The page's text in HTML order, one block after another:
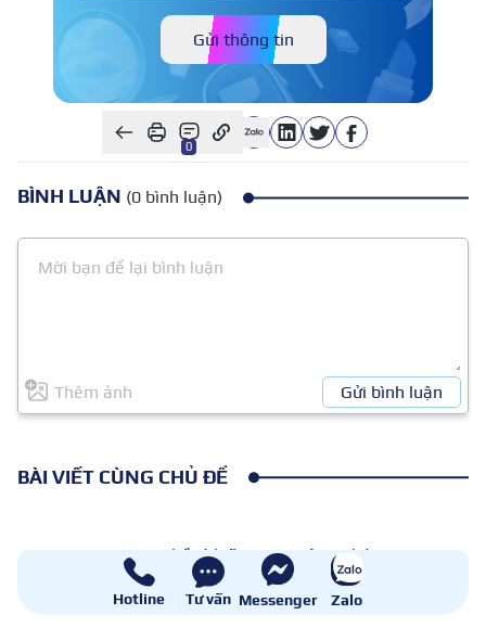
Gửi thông tin
0
BÌNH LUẬN (0 bình luận)
Thêm ảnh Gửi bình luận
BÀI VIẾT CÙNG CHỦ ĐỀ
tháng – Top 9 nghề lương
cao hiện nay
Hotline Tư vấn Messenger Zalo